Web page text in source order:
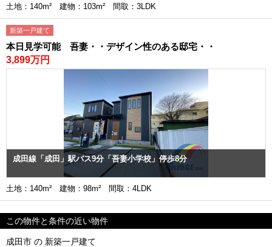
土地：140m² 建物：103m² 間取：3LDK
新築一戸建て
本日見学可能 吾妻・・デザイン性のある邸宅・・
3,899万円
成田線「成田」駅バス9分「吾妻小学校」停歩8分
土地：140m² 建物：98m² 間取：4LDK
この物件と条件の近い物件
成田市 の 新築一戸建て